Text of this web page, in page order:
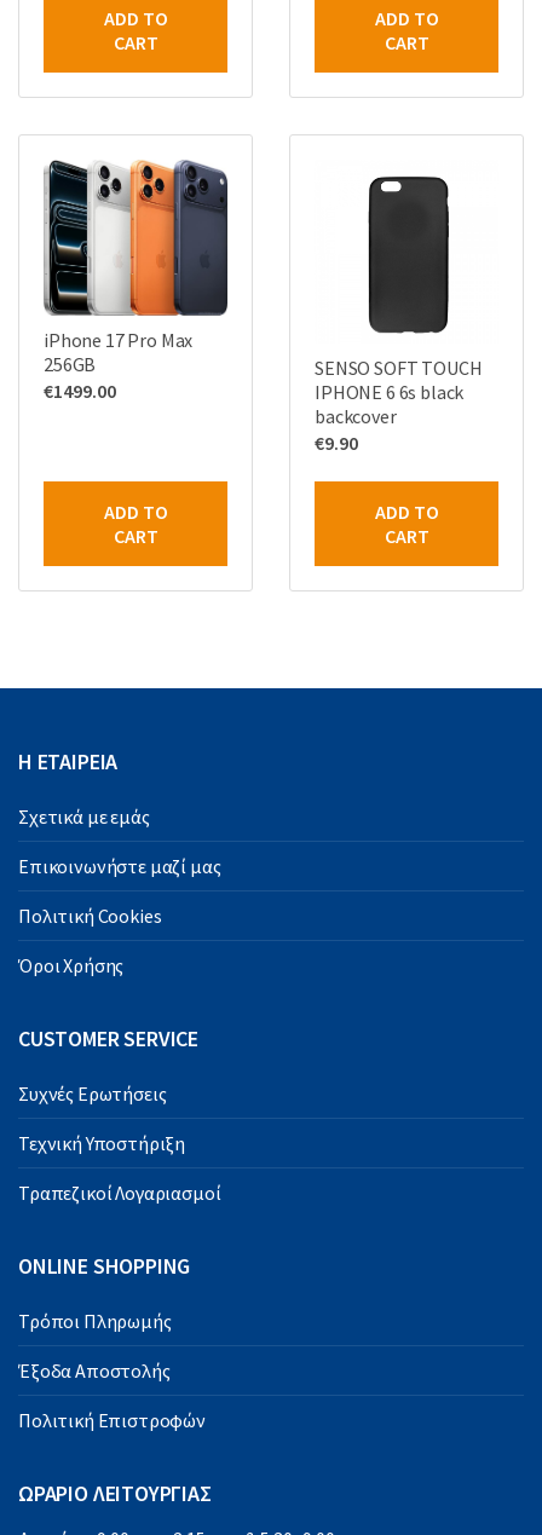
ADD TO
CART
ADD TO
CART
iPhone 17 Pro Max
256GB
€1499.00
ADD TO
CART
SENSO SOFT TOUCH
IPHONE 6 6s black
backcover
€9.90
ADD TO
CART
Η ΕΤΑΙΡΕΙΑ
Σχετικά με εμάς
Επικοινωνήστε μαζί μας
Πολιτική Cookies
Όροι Χρήσης
CUSTOMER SERVICE
Συχνές Ερωτήσεις
Τεχνική Υποστήριξη
Τραπεζικοί Λογαριασμοί
ONLINE SHOPPING
Τρόποι Πληρωμής
Έξοδα Αποστολής
Πολιτική Επιστροφών
ΩΡΑΡΙΟ ΛΕΙΤΟΥΡΓΙΑΣ